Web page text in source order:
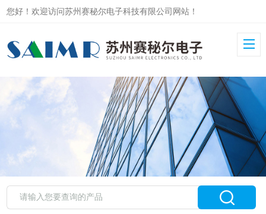
您好！欢迎访问苏州赛秘尔电子科技有限公司网站！